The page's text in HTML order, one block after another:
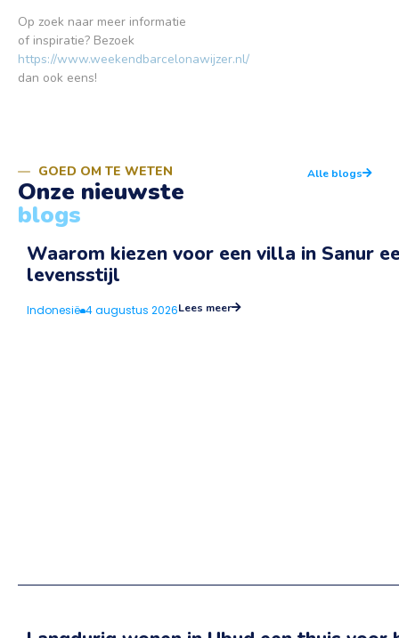
Op zoek naar meer informatie
of inspiratie? Bezoek
https://www.weekendbarcelonawijzer.nl/
dan ook eens!
GOED OM TE WETEN
Onze nieuwste
blogs
Alle blogs
Waarom kiezen voor een villa in Sanur
levensstijl
Indonesië 4 augustus 2026Lees meer